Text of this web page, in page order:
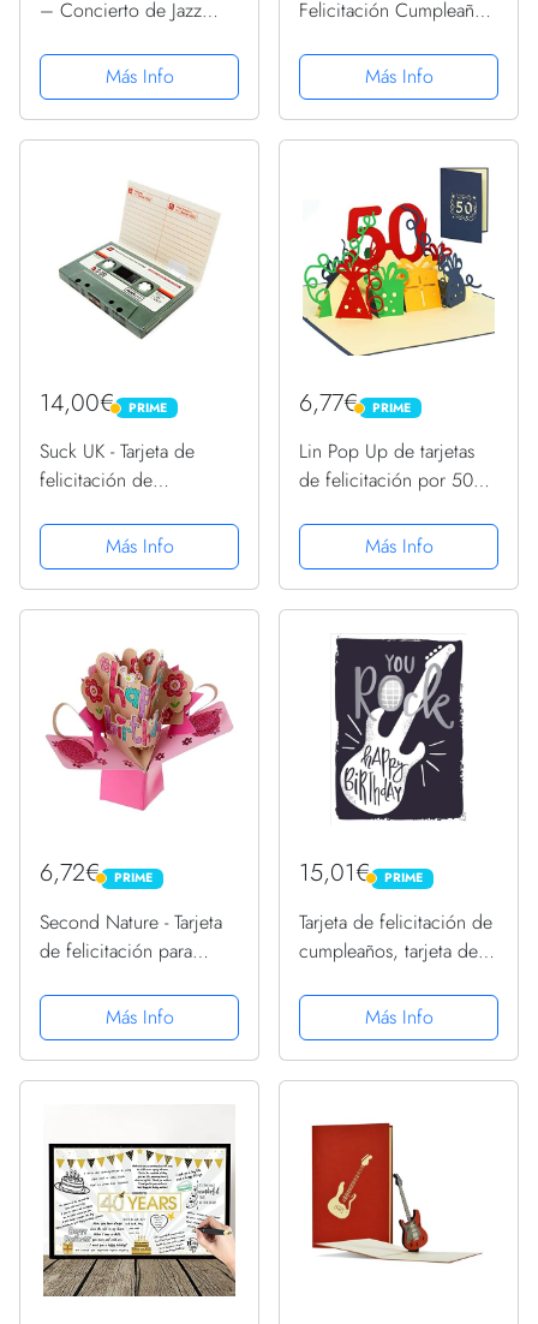
– Concierto de Jazz
– Tarjeta de felicitación
3D para un cumpleaños,
boda, aniversario o
Más Info
Felicitación Cumpleaños,
Creativa Emergente con
Happy Birthday Caja,
para Familia, Día del
Más Info
14,00€ PRIME
PRIME
Suck UK - Tarjeta de
felicitación de
mensaje "Enviar un
sonido", en blanco
Más Info
6,77€ PRIME
PRIME
Lin Pop Up de tarjetas
de felicitación por 50
de cumpleaños tarjetas
de felicitación Tarjetas
de felicitación
Más Info
6,72€ PRIME
PRIME
Second Nature - Tarjeta
de felicitación para
3D con texto en
inglés"Happy birthday"
Más Info
15,01€ PRIME
PRIME
Tarjeta de felicitación de
cumpleaños, tarjeta de
canción DIN A5
Más Info